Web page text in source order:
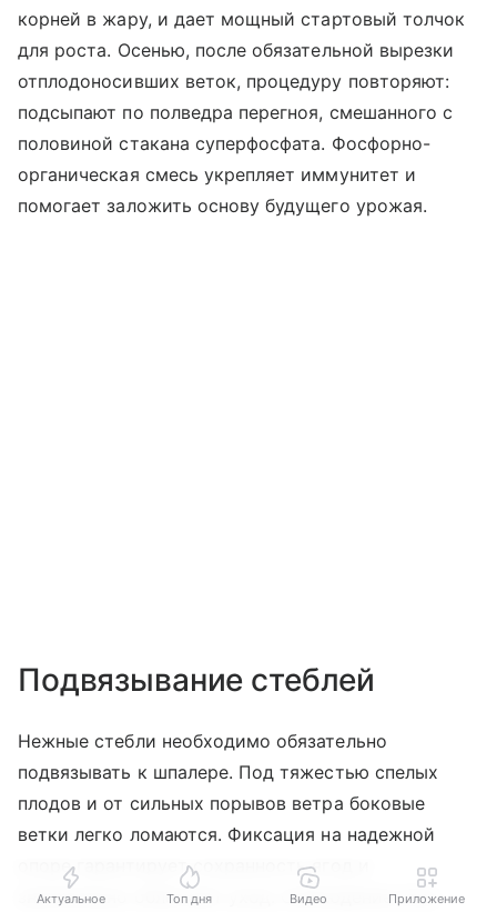
корней в жару, и дает мощный стартовый толчок
для роста. Осенью, после обязательной вырезки
отплодоносивших веток, процедуру повторяют:
подсыпают по полведра перегноя, смешанного с
половиной стакана суперфосфата. Фосфорно-
органическая смесь укрепляет иммунитет и
помогает заложить основу будущего урожая.
Подвязывание стеблей
Нежные стебли необходимо обязательно
подвязывать к шпалере. Под тяжестью спелых
плодов и от сильных порывов ветра боковые
ветки легко ломаются. Фиксация на надежной
опоре гарантирует сохранность ягод и
значительно облегчает уход. Соблюдение этих
Актуальное Топ дня Видео Приложение